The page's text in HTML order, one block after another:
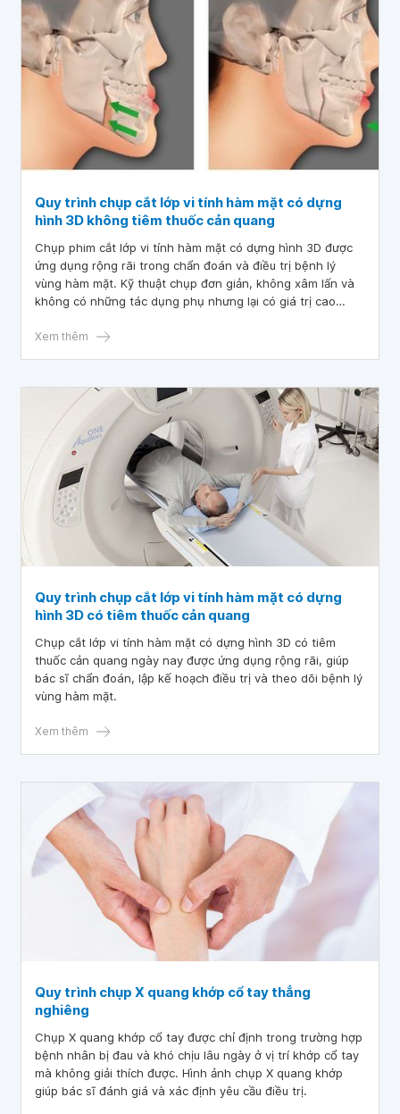
Quy trình chụp cắt lớp vi tính hàm mặt có dựng
hình 3D không tiêm thuốc cản quang
Chụp phim cắt lớp vi tính hàm mặt có dựng hình 3D được
ứng dụng rộng rãi trong chẩn đoán và điều trị bệnh lý
vùng hàm mặt. Kỹ thuật chụp đơn giản, không xâm lấn và
không có những tác dụng phụ nhưng lại có giá trị cao
Xem thêm
Quy trình chụp cắt lớp vi tính hàm mặt có dựng
hình 3D có tiêm thuốc cản quang
Chụp cắt lớp vi tính hàm mặt có dựng hình 3D có tiêm
thuốc cản quang ngày nay được ứng dụng rộng rãi, giúp
bác sĩ chẩn đoán, lập kế hoạch điều trị và theo dõi bệnh lý
vùng hàm mặt.
Xem thêm
Quy trình chụp X quang khớp cổ tay thẳng
nghiêng
Chụp X quang khớp cổ tay được chỉ định trong trường hợp
bệnh nhân bị đau và khó chịu lâu ngày ở vị trí khớp cổ tay
mà không giải thích được. Hình ảnh chụp X quang khớp
giúp bác sĩ đánh giá và xác định yêu cầu điều trị.